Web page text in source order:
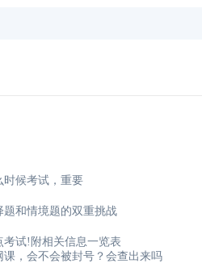
时候考试，重要
和情境题的双重挑战
考试!附相关信息一览表
，会不会被封号？会查出来吗